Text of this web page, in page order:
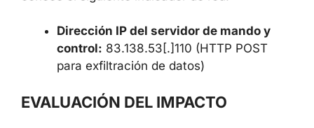
Sobre la base de los datos publicados se
conoce el siguiente indicador de red:
Dirección IP del servidor de mando y